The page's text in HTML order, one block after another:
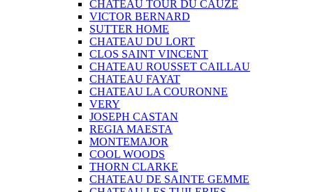
CHATEAU TOUR DU CAUZE
VICTOR BERNARD
SUTTER HOME
CHATEAU DU LORT
CLOS SAINT VINCENT
CHATEAU ROUSSET CAILLAU
CHATEAU FAYAT
CHATEAU LA COURONNE
VERY
JOSEPH CASTAN
REGIA MAESTA
MONTEMAJOR
COOL WOODS
THORN CLARKE
CHATEAU DE SAINTE GEMME